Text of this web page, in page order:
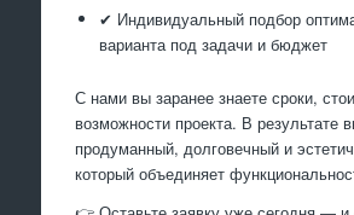
✔ Индивидуальный подбор
варианта под задачи и бюджет
С нами вы заранее знаете сроки,
возможности проекта. В результате
продуманный, долговечный и
который объединяет